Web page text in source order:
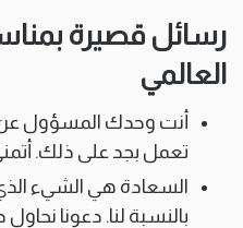
رسائل قصيرة
العالمي
أنت وحدك المسؤول عن
تعمل بجد على ذلك.
السعادة هي الشيء
بالنسبة لنا. دعونا